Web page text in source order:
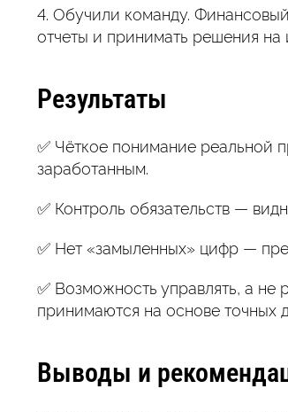
4. Обучили команду.
отчеты и принимать решения на
Результаты
✅ Чёткое понимание реальной
заработанным.
✅ Контроль обязательств —
✅ Нет «замыленных» цифр —
✅ Возможность управлять, а
принимаются на основе точных
Выводы и